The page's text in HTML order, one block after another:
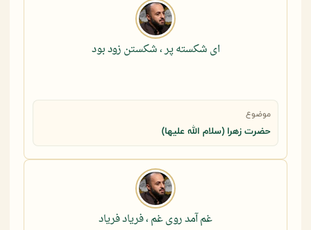
ای شکسته پر ، شکستن زود بود
موضوع
حضرت زهرا (سلام الله علیها)
غم آمد روی غم ، فریاد فریاد